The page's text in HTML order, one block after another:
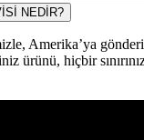
NEDİR?
Amerika’ya
ürünü, hiçbir